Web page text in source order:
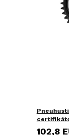
102,8